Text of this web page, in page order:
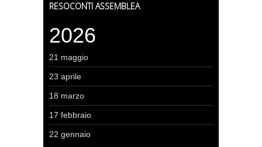
RESOCONTI ASSEMBLEA
2026
21 maggio
23 aprile
18 marzo
17 febbraio
22 gennaio